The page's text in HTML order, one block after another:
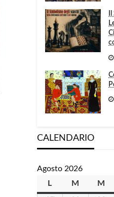
CALENDARIO
Agosto 2026
L lunedìM martedì
M